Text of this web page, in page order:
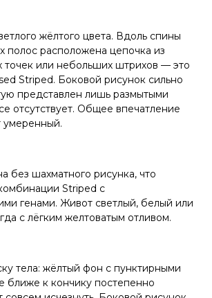
жёлтого цвета. Вдоль спины
полос расположена цепочка из
точек или небольших штрихов — это
Striped. Боковой рисунок сильно
представлен лишь размытыми
отсутствует. Общее впечатление
умеренный.
без шахматного рисунка, что
Striped с
генами. Живот светлый, белый или
с лёгким желтоватым отливом.
тела: жёлтый фон с пунктирными
ближе к кончику постепенно